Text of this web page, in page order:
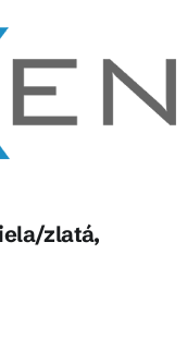
zlatá,